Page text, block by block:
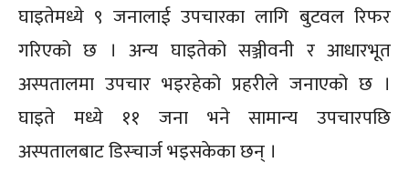
घाइतेमध्ये ९ जनालाई उपचारका लागि बुटवल रिफर
गरिएको छ । अन्य घाइतेको सञ्जीवनी र आधारभूत
अस्पतालमा उपचार भइरहेको प्रहरीले जनाएको छ ।
घाइते मध्ये ११ जना भने सामान्य उपचारपछि
अस्पतालबाट डिस्चार्ज भइसकेका छन् ।